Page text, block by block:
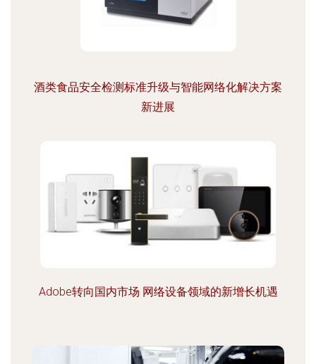
酒类食品安全检测标准升级与智能网络化解决方案
新进展
Adobe转向国内市场 网络设备领域的新增长机遇